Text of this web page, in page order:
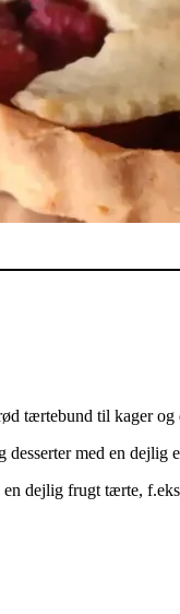
tærtebund til kager
med en dejlig
dejlig frugt tærte,